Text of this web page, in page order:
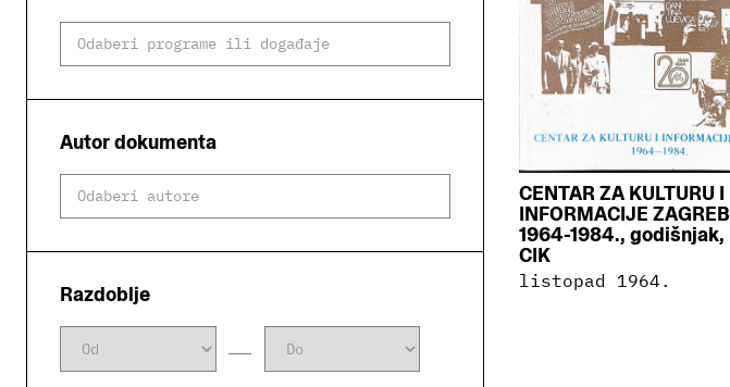
Autor dokumenta
Razdoblje
CENTAR ZA KULTURU I
INFORMACIJE ZAGREB
1964-1984., godišnjak,
CIK
listopad 1964.